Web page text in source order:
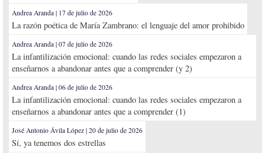
Andrea Aranda | 17 de julio de 2026
La razón poética de María Zambrano: el lenguaje del amor prohibido
Andrea Aranda | 07 de julio de 2026
La infantilización emocional: cuando las redes sociales empezaron a
enseñarnos a abandonar antes que a comprender (y 2)
Andrea Aranda | 06 de julio de 2026
La infantilización emocional: cuando las redes sociales empezaron a
enseñarnos a abandonar antes que a comprender (1)
José Antonio Ávila López | 20 de julio de 2026
Sí, ya tenemos dos estrellas